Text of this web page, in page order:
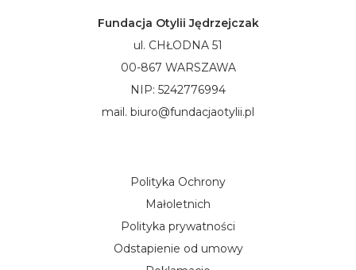
Fundacja Otylii Jędrzejczak
ul. CHŁODNA 51
00-867 WARSZAWA
NIP: 5242776994
mail. biuro@fundacjaotylii.pl
Polityka Ochrony
Małoletnich
Polityka prywatności
Odstapienie od umowy